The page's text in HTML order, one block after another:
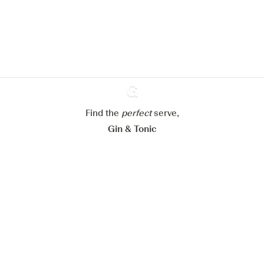
Ginventory
Find the perfectserve,
Gin & Tonic
Paramétrer mes cookies
Refuser tout Accepter tout